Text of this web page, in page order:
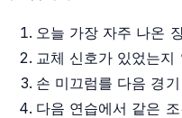
오늘 가장 자주 나온
교체 신호가 있었는지
손 미끄럼를 다음 경
다음 연습에서 같은